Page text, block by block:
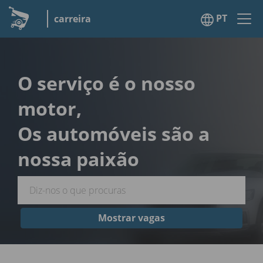
carreira PT
O serviço é o nosso
motor,
Os automóveis são a
nossa paixão
Mostrar vagas